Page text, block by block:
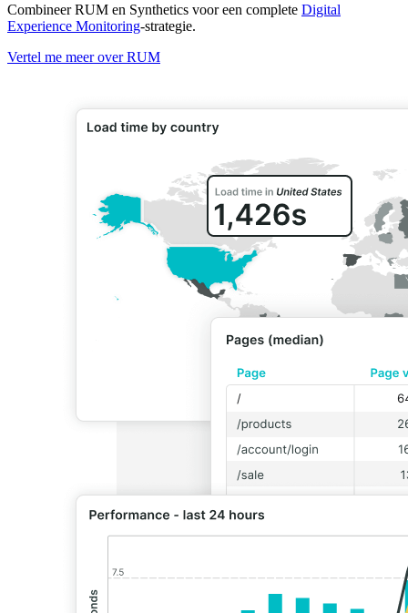
Combineer RUM en Synthetics voor een complete Digital
Experience Monitoring-strategie.
Vertel me meer over RUM